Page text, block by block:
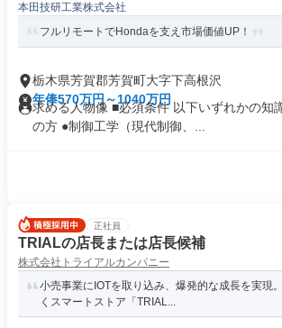
本田技研工業株式会社
フルリモートでHondaを支え市場価値UP！
栃木県芳賀郡芳賀町大字下高根沢
年俸570万円～1040万円
求める人物像 ■必須条件 以下いずれかの知
の方 ●制御工学（現代制御、...
正社員
TRIALの店長または店長候補
株式会社トライアルカンパニー
小売事業にIOTを取り込み、爆発的な成長を実現
くスマートストア「TRIAL...